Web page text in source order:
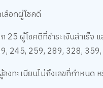
ลือกผู้โชคดี
25 ผู้โชคดีที่ชำระเงินสำเร็
245, 259, 289, 328,
ทะเบียนไม่ถึงเลขที่กำหนด